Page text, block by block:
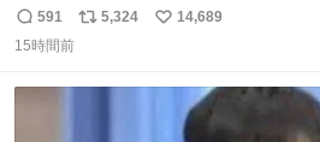
る 栃木・佐野市 news.livedoor.com/
に遭った果樹園には防犯カメラな
今年に入って同様の被害は確認さ
ロールを強化する。
返
信
591
リ
5,324
い
14,689
15時間前